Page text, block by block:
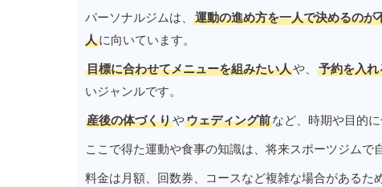
パーソナルジムは、 運動の進め方を一人で決めるのが
人に向いています。
目標に合わせてメニューを組みたい人や、 予約を入
いジャンルです。
産後の体づくりやウェディング前など、時期や目的
ここで得た運動や食事の知識は、将来スポーツジムで
料金は月額、回数券、コースなど複雑な場合がある